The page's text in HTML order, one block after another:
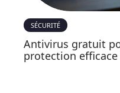
SÉCURITÉ
Antivirus gratuit
protection